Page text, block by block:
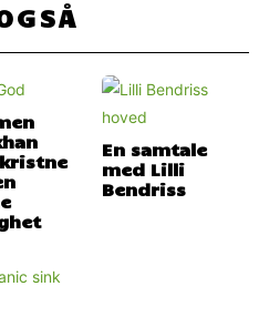
En samtale
med Lilli
Bendriss